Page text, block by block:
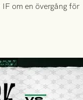
om en övergång för